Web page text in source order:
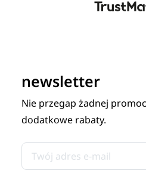
newsletter
Nie przegap żadnej
dodatkowe rabaty.